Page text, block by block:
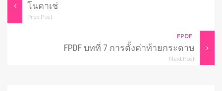
โนคาเช่
Prev Post
FPDF
FPDF บทที่ 7 การตั้งค่าท้ายกระดาษ
Next Post